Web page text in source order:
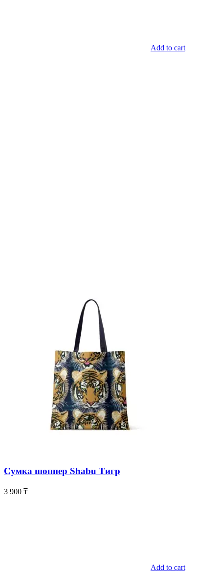
Add to cart
Сумка шоппер Shabu Тигр
3 900 ₸
Add to cart